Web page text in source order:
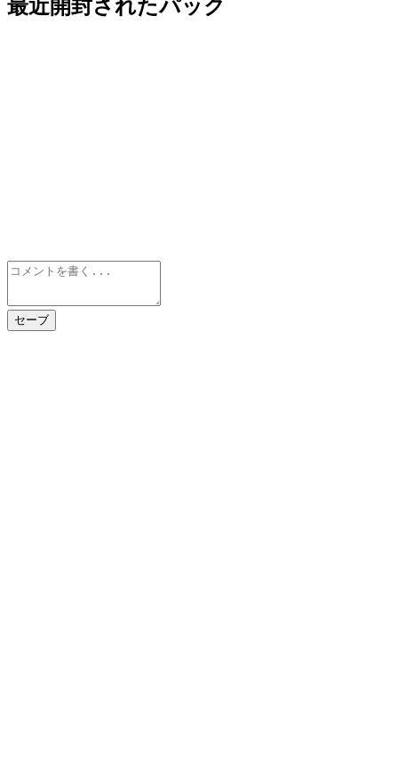
最近開封されたパック
セーブ